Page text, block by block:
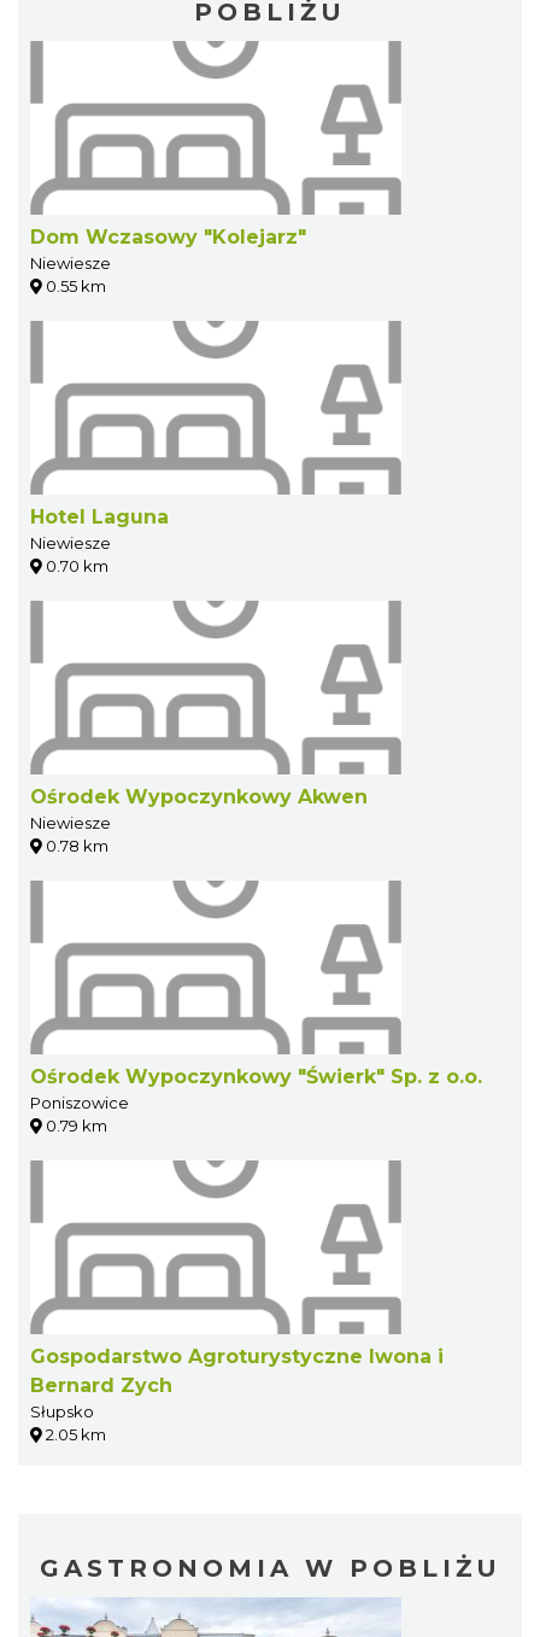
POBLIŻU
Dom Wczasowy "Kolejarz"
Niewiesze
0.55 km
Hotel Laguna
Niewiesze
0.70 km
Ośrodek Wypoczynkowy Akwen
Niewiesze
0.78 km
Ośrodek Wypoczynkowy "Świerk" Sp. z o.o.
Poniszowice
0.79 km
Gospodarstwo Agroturystyczne Iwona i
Bernard Zych
Słupsko
2.05 km
GASTRONOMIA W POBLIŻU